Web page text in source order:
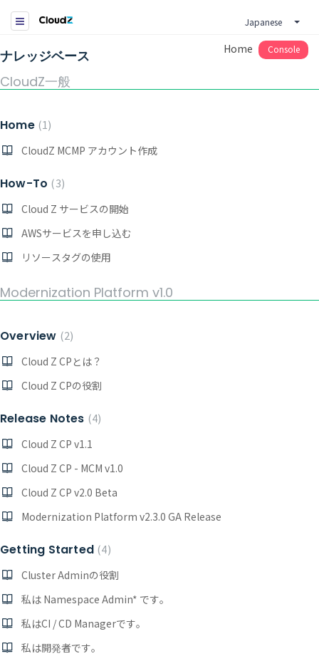
Japanese
Home Console
ナレッジベース
CloudZ一般
Home 1
CloudZ MCMP アカウント作成
How-To
3
Cloud Z サービスの開始
AWSサービスを申し込む
リソースタグの使用
Modernization Platform v1.0
Overview 2
Cloud Z CPとは？
Cloud Z CPの役割
Release Notes 4
Cloud Z CP v1.1
Cloud Z CP - MCM v1.0
Cloud Z CP v2.0 Beta
Modernization Platform v2.3.0 GA Release
Getting Started 4
Cluster Adminの役割
私は Namespace Admin* です。
私はCI / CD Managerです。
私は開発者です。